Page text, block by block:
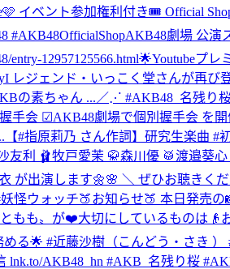
イベント参加権利付き🎟️ Official
#AKB48OfficialShopAKB48劇場 公演
entry-12957125566.html🌟Youtubeプレ
レジェンド・いっこく堂さんが再び
の素ちゃん ... ／⋰ #AKB48_名残り
会 ☑︎AKB48劇場で個別握手会 を開催
【#指原莉乃 さん作詞】研究生楽曲
友利 🩰牧戸愛茉 🥋森川優 🥁渡邉葵
が出演します🌼🌸 ＼ ぜひお聴きく
怪ウォッチ🍑お知らせ🍑 本日発売
もも〟が❤️大切にしているものは
る🌟 #近藤沙樹（こんどう・さき ）
lnk.to/AKB48_hn #AKB_名残り桜